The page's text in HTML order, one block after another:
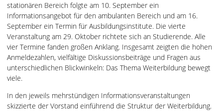
stationären Bereich folgte am 10. September ein
Informationsangebot für den ambulanten Bereich und am 16.
September ein Termin für Ausbildungsinstitute. Die vierte
Veranstaltung am 29. Oktober richtete sich an Studierende. Alle
vier Termine fanden großen Anklang. Insgesamt zeigten die hohen
Anmeldezahlen, vielfältige Diskussionsbeiträge und Fragen aus
unterschiedlichen Blickwinkeln: Das Thema Weiterbildung bewegt
viele.
In den jeweils mehrstündigen Informationsveranstaltungen
skizzierte der Vorstand einführend die Struktur der Weiterbildung.